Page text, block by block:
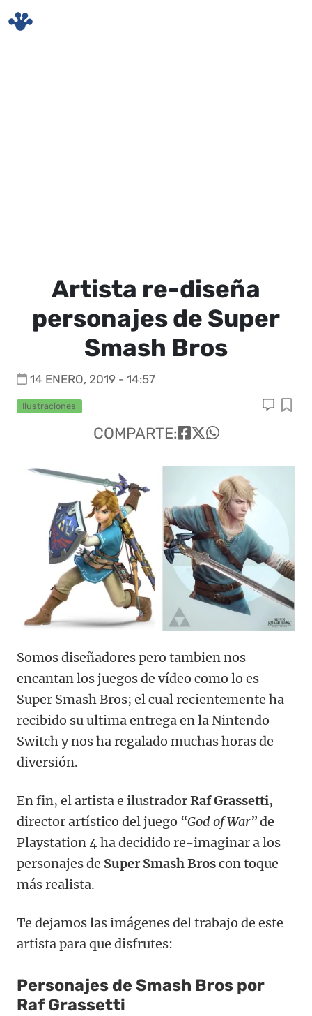
Artista re-diseña
personajes de Super
Smash Bros
14 ENERO, 2019 - 14:57
Ilustraciones
COMPARTE:
Somos diseñadores pero tambien nos
encantan los juegos de vídeo como lo es
Super Smash Bros; el cual recientemente ha
recibido su ultima entrega en la Nintendo
Switch y nos ha regalado muchas horas de
diversión.
En fin, el artista e ilustradorRaf Grassetti,
director artístico del juego “God of War”de
Playstation 4 ha decidido re-imaginar a los
personajes de Super Smash Broscon toque
más realista.
Te dejamos las imágenes del trabajo de este
artista para que disfrutes:
Personajes de Smash Bros por
Raf Grassetti